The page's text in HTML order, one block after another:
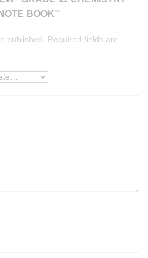
BOOK”
published.
Required fields are